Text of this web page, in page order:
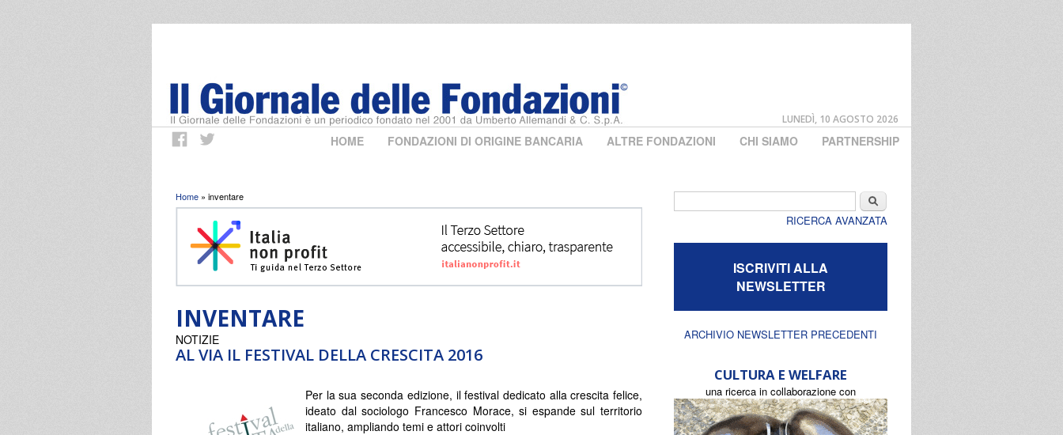
LUNEDÌ, 10 AGOSTO 2026
HOME FONDAZIONI DI ORIGINE BANCARIA ALTRE FONDAZIONI CHI SIAMO PARTNERSHIP
Tu sei qui
Home » inventare
INVENTARE
AL VIA IL FESTIVAL DELLA CRESCITA 2016
NOTIZIE
Per la sua seconda edizione, il festival dedicato alla crescita felice,
ideato dal sociologo Francesco Morace, si espande sul territorio
italiano, ampliando temi e attori coinvolti
Cerca
RICERCA AVANZATA
ISCRIVITI ALLA
NEWSLETTER
ARCHIVIO NEWSLETTER PRECEDENTI
CULTURA E WELFARE
una ricerca in collaborazione con